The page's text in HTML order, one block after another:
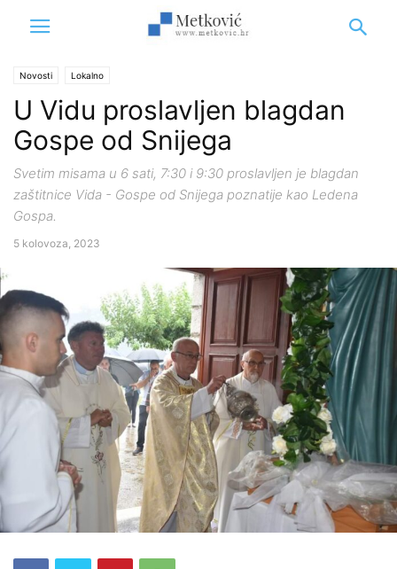
Novosti Lokalno
U Vidu proslavljen blagdan
Gospe od Snijega
Svetim misama u 6 sati, 7:30 i 9:30 proslavljen je blagdan
zaštitnice Vida - Gospe od Snijega poznatije kao Ledena
Gospa.
5 kolovoza, 2023